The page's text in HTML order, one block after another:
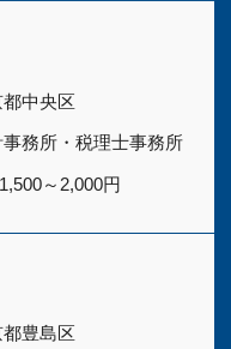
様
県(2)
中央区
事務所・税理士事務所
1,500～2,000円
豊島区